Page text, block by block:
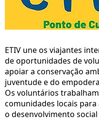
ETIV une os viajantes
de oportunidades de
apoiar a conservação
juventude e do
Os voluntários
comunidades locais
o desenvolvimento